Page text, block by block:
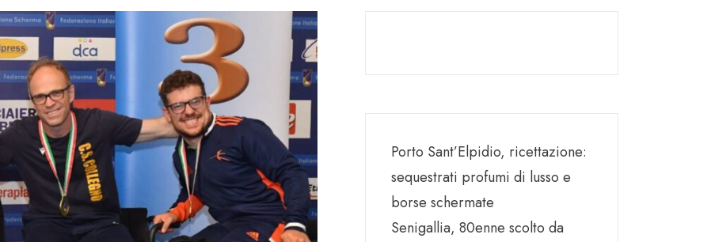
Porto Sant’Elpidio, ricettazione:
sequestrati profumi di lusso e
borse schermate
Senigallia, 80enne scolto da